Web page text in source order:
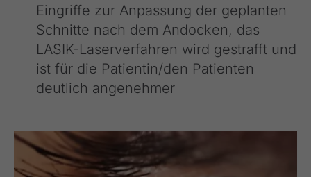
Eingriffe zur Anpassung der geplanten
Schnitte nach dem Andocken, das
LASIK-Laserverfahren wird gestrafft und
ist für die Patientin/den Patienten
deutlich angenehmer